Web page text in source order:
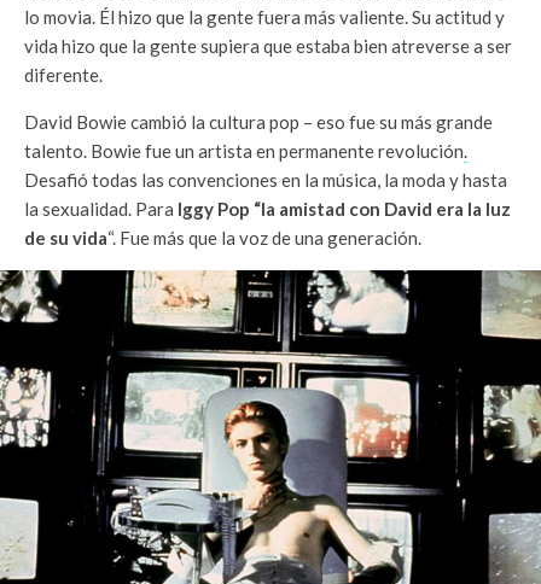
lo movia. Él hizo que la gente fuera más valiente. Su actitud y
vida hizo que la gente supiera que estaba bien atreverse a ser
diferente.
David Bowie cambió la cultura pop – eso fue su más grande
talento. Bowie fue un artista en permanente revolución
Desafió todas las convenciones en la música, la moda y hasta
la sexualidad. Para Iggy Pop “la amistad con David era la luz
de su vida“. Fue más que la voz de una generación.